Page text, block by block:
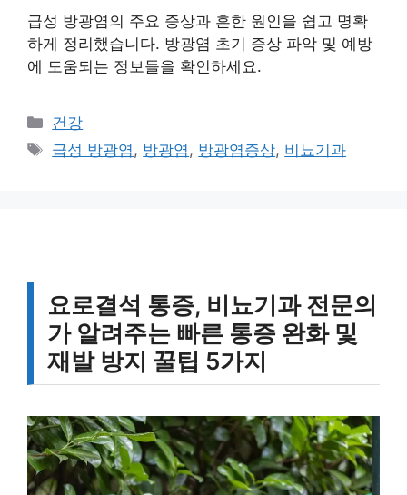
급성 방광염의 주요 증상과 흔한 원인을 쉽고 명확
하게 정리했습니다. 방광염 초기 증상 파악 및 예방
에 도움되는 정보들을 확인하세요.
카
테
건강
태
급성 방광염, 방광염, 방광염증상, 비뇨기과
요로결석 통증, 비뇨기과 전문의
가 알려주는 빠른 통증 완화 및
재발 방지 꿀팁 5가지